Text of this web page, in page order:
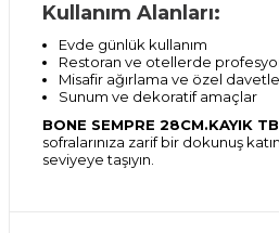
Kullanım Alanları:
Evde günlük kullanım
Restoran ve otellerde
Misafir ağırlama ve özel
Sunum ve dekoratif amaçlar
BONE SEMPRE 28CM.KAYIK
sofralarınıza zarif bir dokunuş
seviyeye taşıyın.